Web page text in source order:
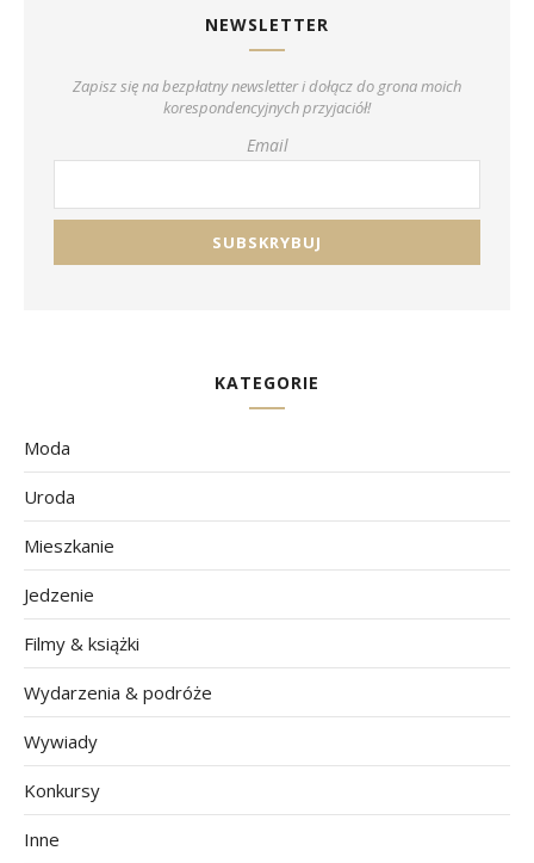
NEWSLETTER
Zapisz się na bezpłatny newsletter i dołącz do grona moich
korespondencyjnych przyjaciół!
Email
KATEGORIE
Moda
Uroda
Mieszkanie
Jedzenie
Filmy & książki
Wydarzenia & podróże
Wywiady
Konkursy
Inne